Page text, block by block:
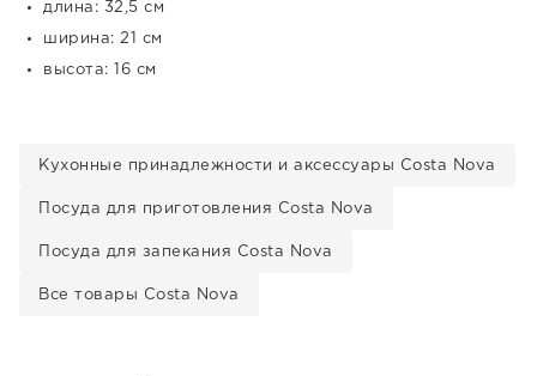
длина: 32,5 см
ширина: 21 см
высота: 16 см
Кухонные принадлежности и аксессуары Costa Nova
Посуда для приготовления Costa Nova
Посуда для запекания Costa Nova
Все товары Costa Nova